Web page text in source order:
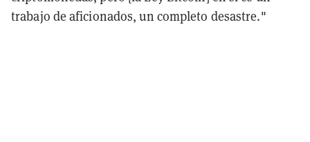
trabajo de aficionados, un completo desastre."